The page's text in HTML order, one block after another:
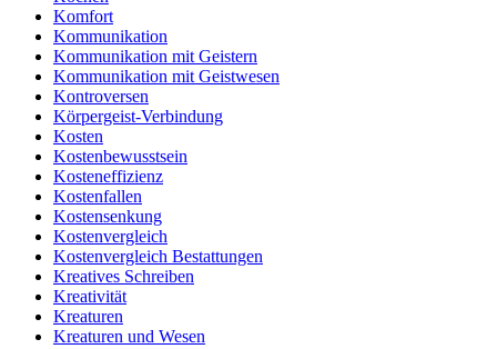
Komfort
Kommunikation
Kommunikation mit Geistern
Kommunikation mit Geistwesen
Kontroversen
Körpergeist-Verbindung
Kosten
Kostenbewusstsein
Kosteneffizienz
Kostenfallen
Kostensenkung
Kostenvergleich
Kostenvergleich Bestattungen
Kreatives Schreiben
Kreativität
Kreaturen
Kreaturen und Wesen